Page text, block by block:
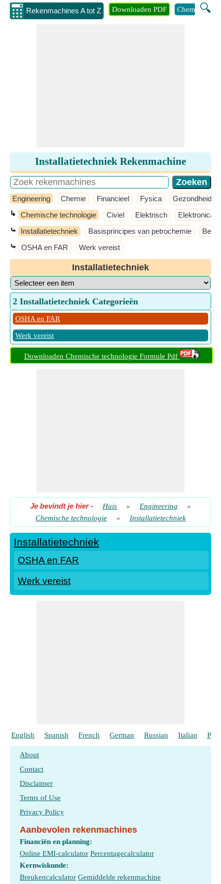
Rekenmachines A tot Z 🔍
Downloaden PDF Chemie
Installatietechniek Rekenmachine
Engineering Chemie Financieel Fysica Gezondheid
↳ Chemische technologie Civiel Elektrisch Elektronica
⤿ Installatietechniek Basisprincipes van petrochemie
⤿ OSHA en FAR Werk vereist
Installatietechniek
2 Installatietechniek Categorieën
OSHA en FAR
Werk vereist
Downloaden Chemische technologie Formule Pdf
Je bevindt je hier- Huis » Engineering
»
Chemische technologie
» Installatietechniek
Installatietechniek
OSHA en FAR
Werk vereist
English Spanish French German Russian Italian
About
Contact
Disclaimer
Terms of Use
Privacy Policy
Aanbevolen rekenmachines
Financiën en planning:
Online EMI-calculator Percentagecalculator
Kernwiskunde:
Breukencalculator Gemiddelde rekenmachine